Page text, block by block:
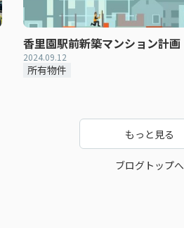
香里園駅前新築マンション計画
2024.09.12
所有物件
もっと見る
ブログトップへ